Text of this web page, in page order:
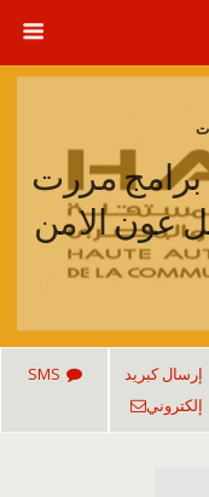
برامج مررت
عون الامن
إرسال كبريد
إلكتروني
SMS